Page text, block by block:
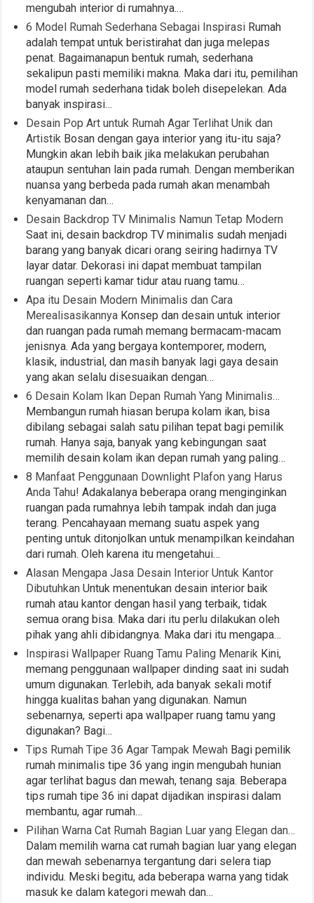
mengubah interior di rumahnya.…
6 Model Rumah Sederhana Sebagai Inspirasi Rumah
adalah tempat untuk beristirahat dan juga melepas
penat. Bagaimanapun bentuk rumah, sederhana
sekalipun pasti memiliki makna. Maka dari itu, pemilihan
model rumah sederhana tidak boleh disepelekan. Ada
banyak inspirasi…
Desain Pop Art untuk Rumah Agar Terlihat Unik dan
Artistik Bosan dengan gaya interior yang itu-itu saja?
Mungkin akan lebih baik jika melakukan perubahan
ataupun sentuhan lain pada rumah. Dengan memberikan
nuansa yang berbeda pada rumah akan menambah
kenyamanan dan…
Desain Backdrop TV Minimalis Namun Tetap Modern
Saat ini, desain backdrop TV minimalis sudah menjadi
barang yang banyak dicari orang seiring hadirnya TV
layar datar. Dekorasi ini dapat membuat tampilan
ruangan seperti kamar tidur atau ruang tamu…
Apa itu Desain Modern Minimalis dan Cara
Merealisasikannya Konsep dan desain untuk interior
dan ruangan pada rumah memang bermacam-macam
jenisnya. Ada yang bergaya kontemporer, modern,
klasik, industrial, dan masih banyak lagi gaya desain
yang akan selalu disesuaikan dengan…
6 Desain Kolam Ikan Depan Rumah Yang Minimalis…
Membangun rumah hiasan berupa kolam ikan, bisa
dibilang sebagai salah satu pilihan tepat bagi pemilik
rumah. Hanya saja, banyak yang kebingungan saat
memilih desain kolam ikan depan rumah yang paling…
8 Manfaat Penggunaan Downlight Plafon yang Harus
Anda Tahu! Adakalanya beberapa orang menginginkan
ruangan pada rumahnya lebih tampak indah dan juga
terang. Pencahayaan memang suatu aspek yang
penting untuk ditonjolkan untuk menampilkan keindahan
dari rumah. Oleh karena itu mengetahui…
Alasan Mengapa Jasa Desain Interior Untuk Kantor
Dibutuhkan Untuk menentukan desain interior baik
rumah atau kantor dengan hasil yang terbaik, tidak
semua orang bisa. Maka dari itu perlu dilakukan oleh
pihak yang ahli dibidangnya. Maka dari itu mengapa…
Inspirasi Wallpaper Ruang Tamu Paling Menarik Kini,
memang penggunaan wallpaper dinding saat ini sudah
umum digunakan. Terlebih, ada banyak sekali motif
hingga kualitas bahan yang digunakan. Namun
sebenarnya, seperti apa wallpaper ruang tamu yang
digunakan? Bagi…
Tips Rumah Tipe 36 Agar Tampak Mewah Bagi pemilik
rumah minimalis tipe 36 yang ingin mengubah hunian
agar terlihat bagus dan mewah, tenang saja. Beberapa
tips rumah tipe 36 ini dapat dijadikan inspirasi dalam
membantu, agar rumah…
Pilihan Warna Cat Rumah Bagian Luar yang Elegan dan…
Dalam memilih warna cat rumah bagian luar yang elegan
dan mewah sebenarnya tergantung dari selera tiap
individu. Meski begitu, ada beberapa warna yang tidak
masuk ke dalam kategori mewah dan…